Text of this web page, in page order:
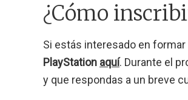
¿Cómo
Si estás interesado en
PlayStation aquí. Durante el
y que respondas a un breve